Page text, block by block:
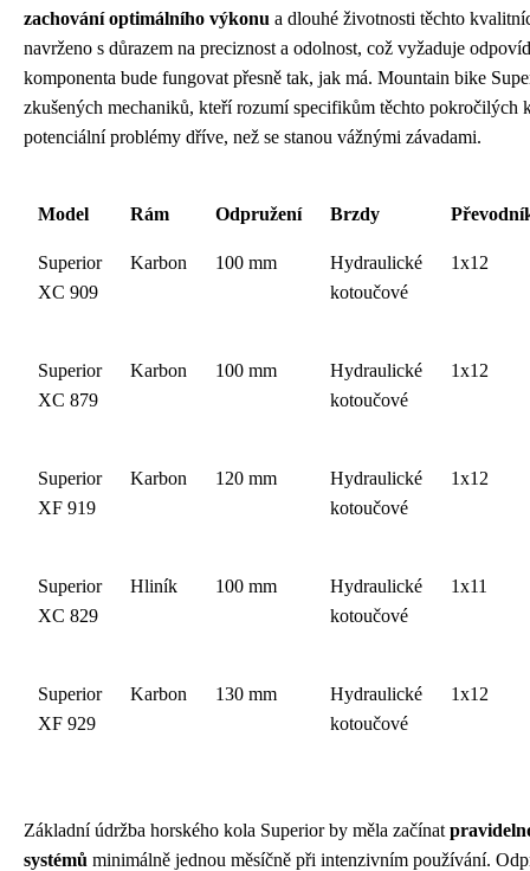
zachování optimálního výkonu a dlouhé životnosti těchto
navrženo s důrazem na preciznost a odolnost, což vyžaduje
komponenta bude fungovat přesně tak, jak má. Mountain bike
zkušených mechaniků, kteří rozumí specifikům těchto pokročilých
potenciální problémy dříve, než se stanou vážnými závadami.
Model Rám Odpružení Brzdy
Superior
XC 909
Karbon 100 mm
Hydraulické
kotoučové
1x12
Superior
XC 879
Karbon 100 mm
Hydraulické
kotoučové
1x12
Superior
XF 919
Karbon 120 mm
Hydraulické
kotoučové
1x12
Superior
XC 829
Hliník 100 mm
Hydraulické
kotoučové
1x11
Superior
XF 929
Karbon 130 mm
Hydraulické
kotoučové
1x12
Základní údržba horského kola Superior by měla začínat
systémů minimálně jednou měsíčně při intenzivním používání.